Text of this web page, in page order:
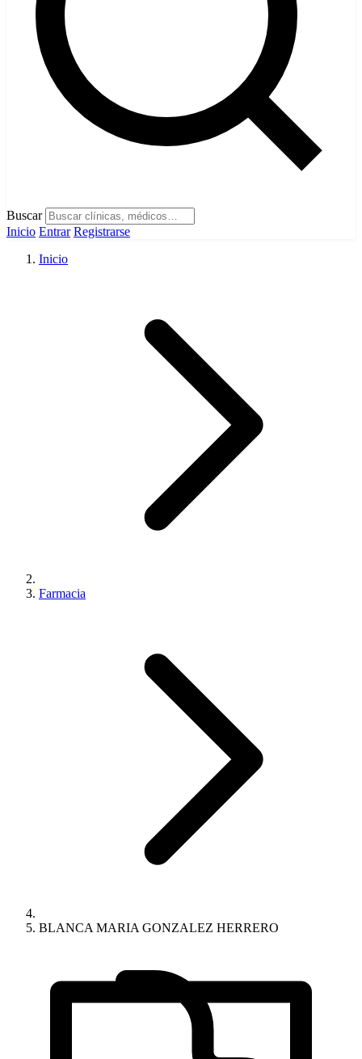
Buscar
Inicio Entrar Registrarse
Inicio
Farmacia
BLANCA MARIA GONZALEZ HERRERO